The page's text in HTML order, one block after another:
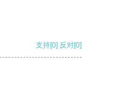
支持[0] 反对[0]